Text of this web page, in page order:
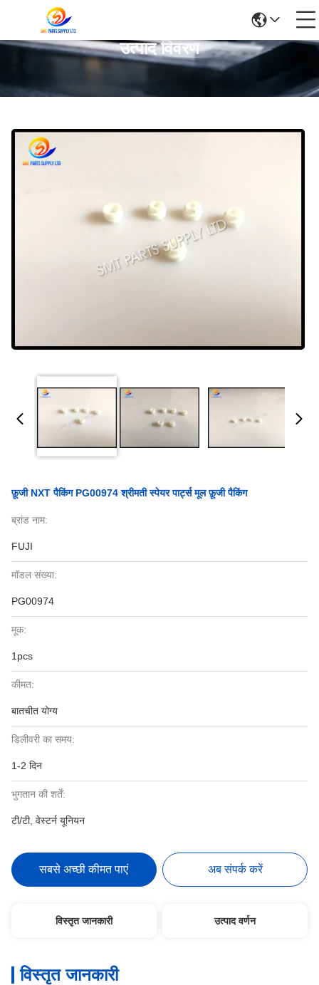
उत्पाद विवरण
फ़ूजी NXT पैकिंग PG00974 श्रीमती स्पेयर पार्ट्स मूल फ़ूजी पैकिंग
ब्रांड नाम:
FUJI
मॉडल संख्या:
PG00974
मूक:
1pcs
कीमत:
बातचीत योग्य
डिलीवरी का समय:
1-2 दिन
भुगतान की शर्तें:
टी/टी, वेस्टर्न यूनियन
सबसे अच्छी कीमत पाएं अब संपर्क करें
विस्तृत जानकारी उत्पाद वर्णन
विस्तृत जानकारी